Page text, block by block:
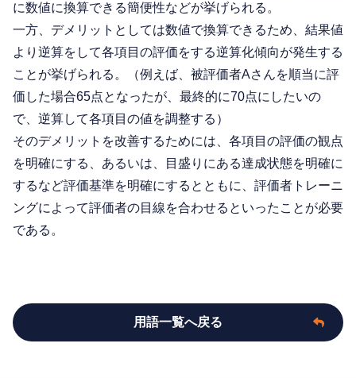
に数値に換算できる簡便性などが挙げられる。
一方、デメリットとしては数値で換算できるため、結果値
より逆算をして各項目の評価をする逆算化傾向が発生する
ことが挙げられる。（例えば、被評価者Aさんを順当に評
価した場合65点となったが、最終的に70点にしたいの
で、逆算して各項目の値を調整する）
そのデメリットを改善するためには、各項目の評価の観点
を明確にする、あるいは、目盛りにある達成状態を明確に
するなど評価基準を明確にするとともに、評価者トレーニ
ングによって評価者の目線を合わせるといったことが必要
である。
用語一覧へ戻る